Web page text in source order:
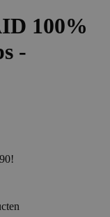
100%
-